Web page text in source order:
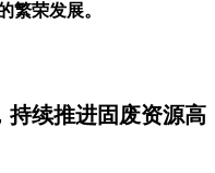
繁荣发展。
持续推进固废资源高